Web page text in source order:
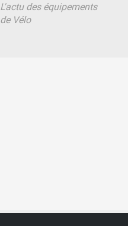
L'actu des équipements
de Vélo